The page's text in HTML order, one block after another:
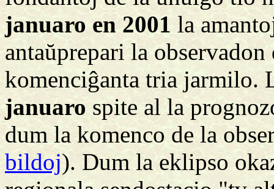
januaro en 2001 la
antaŭprepari la
komenciĝanta tria jarmilo.
januaro spite al la
dum la komenco de la
bildoj). Dum la eklipso